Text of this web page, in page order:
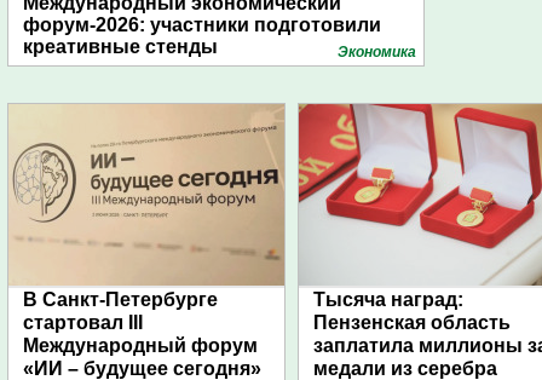
форум-2026: участники подготовили
креативные стенды
Экономика
В Санкт-Петербурге
стартовал III
Международный форум
«ИИ – будущее сегодня»
Тысяча наград:
Пензенская область
заплатила миллионы
медали из серебра